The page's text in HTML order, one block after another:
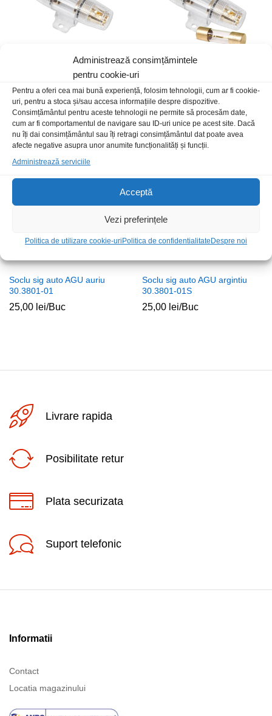
Administrează consimțămintele
pentru cookie-uri
Pentru a oferi cea mai bună experiență, folosim tehnologii, cum ar fi cookie-
uri, pentru a stoca și/sau accesa informațiile despre dispozitive.
Consimțământul pentru aceste tehnologii ne permite să procesăm date,
cum ar fi comportamentul de navigare sau ID-uri unice pe acest site. Dacă
nu îți dai consimțământul sau îți retragi consimțământul dat poate avea
afecte negative asupra unor anumite funcționalități și funcții.
Administrează serviciile
Acceptă
Vezi preferințele
Politica de utilizare cookie-uri Politica de confidentialitate Despre noi
Soclu siguranta auto AGU aurit
25,00 lei/Buc
siguranta 60A
15,00lei/Buc
Soclu sig auto AGU auriu
30.3801-01
25,00 lei/Buc
Soclu sig auto AGU argintiu
30.3801-01S
25,00 lei/Buc
Livrare rapida
Posibilitate retur
Plata securizata
Suport telefonic
Informatii
Contact
Locatia magazinului